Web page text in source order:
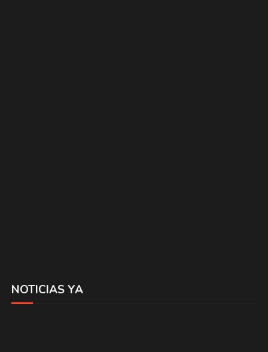
NOTICIAS YA